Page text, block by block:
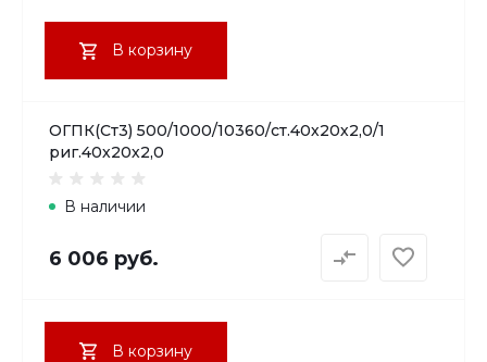
В корзину
ОГПК(Ст3) 500/1000/10360/ст.40х20х2,0/1
риг.40х20х2,0
В наличии
6 006 руб.
В корзину